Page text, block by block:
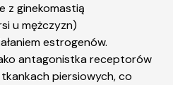
z ginekomastią
u mężczyzn)
estrogenów.
antagonistka receptorów
piersiowych, co